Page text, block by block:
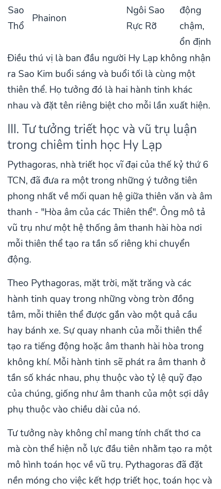
Sao
Thổ
Phainon
Ngôi Sao
Rực Rỡ
động
chậm,
ổn định
Điều thú vị là ban đầu người Hy Lạp không nhận
ra Sao Kim buổi sáng và buổi tối là cùng một
thiên thể. Họ tưởng đó là hai hành tinh khác
nhau và đặt tên riêng biệt cho mỗi lần xuất hiện.
III. Tư tưởng triết học và vũ trụ luận
trong chiêm tinh học Hy Lạp
Pythagoras, nhà triết học vĩ đại của thế kỷ thứ 6
TCN, đã đưa ra một trong những ý tưởng tiên
phong nhất về mối quan hệ giữa thiên văn và âm
thanh - "Hòa âm của các Thiên thể". Ông mô tả
vũ trụ như một hệ thống âm thanh hài hòa nơi
mỗi thiên thể tạo ra tần số riêng khi chuyển
động.
Theo Pythagoras, mặt trời, mặt trăng và các
hành tinh quay trong những vòng tròn đồng
tâm, mỗi thiên thể được gắn vào một quả cầu
hay bánh xe. Sự quay nhanh của mỗi thiên thể
tạo ra tiếng động hoặc âm thanh hài hòa trong
không khí. Mỗi hành tinh sẽ phát ra âm thanh ở
tần số khác nhau, phụ thuộc vào tỷ lệ quỹ đạo
của chúng, giống như âm thanh của một sợi dây
phụ thuộc vào chiều dài của nó.
Tư tưởng này không chỉ mang tính chất thơ ca
mà còn thể hiện nỗ lực đầu tiên nhằm tạo ra một
mô hình toán học về vũ trụ. Pythagoras đã đặt
nền móng cho việc kết hợp triết học, toán học và